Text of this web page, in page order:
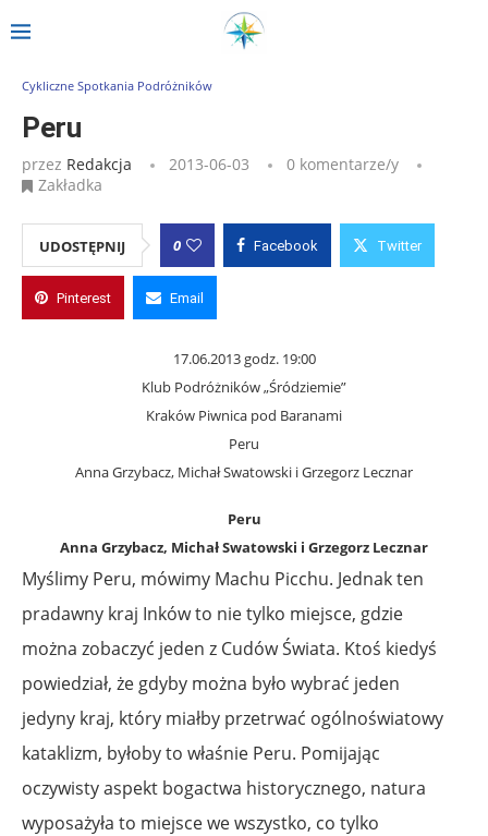
Strona główna
Cykliczne Spotkania Podróżników
Peru
przez Redakcja 2013-06-03
0 komentarze/y
Zakładka
UDOSTĘPNIJ 0 Facebook Twitter
Pinterest Email
17.06.2013 godz. 19:00
Klub Podróżników „Śródziemie”
Kraków Piwnica pod Baranami
Peru
Anna Grzybacz, Michał Swatowski i Grzegorz Lecznar
Peru
Anna Grzybacz, Michał Swatowski i Grzegorz Lecznar
Myślimy Peru, mówimy Machu Picchu. Jednak ten
pradawny kraj Inków to nie tylko miejsce, gdzie
można zobaczyć jeden z Cudów Świata. Ktoś kiedyś
powiedział, że gdyby można było wybrać jeden
jedyny kraj, który miałby przetrwać ogólnoświatowy
kataklizm, byłoby to właśnie Peru. Pomijając
oczywisty aspekt bogactwa historycznego, natura
wyposażyła to miejsce we wszystko, co tylko